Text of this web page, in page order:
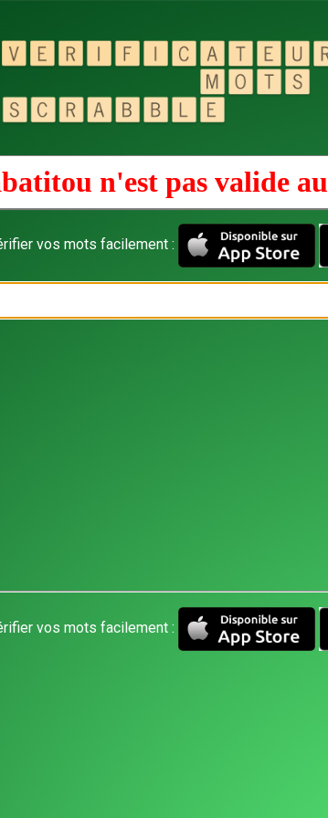
n'est pas valide au
vos mots facilement :
vos mots facilement :